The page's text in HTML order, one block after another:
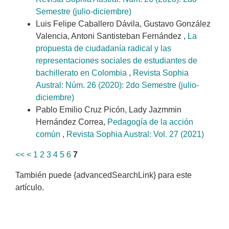
Semestre (julio-diciembre)
Luis Felipe Caballero Dávila, Gustavo González
Valencia, Antoni Santisteban Fernández , La
propuesta de ciudadanía radical y las
representaciones sociales de estudiantes de
bachillerato en Colombia , Revista Sophia
Austral: Núm. 26 (2020): 2do Semestre (julio-
diciembre)
Pablo Emilio Cruz Picón, Lady Jazmmin
Hernández Correa, Pedagogía de la acción
común , Revista Sophia Austral: Vol. 27 (2021)
<< < 1 2 3 4 5 6 7
También puede {advancedSearchLink} para este
artículo.